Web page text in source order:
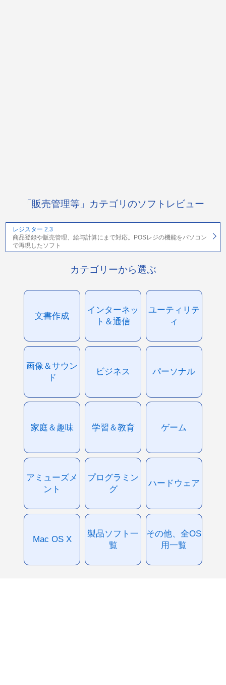
「販売管理等」カテゴリのソフトレビュー
レジスター 2.3
商品登録や販売管理、給与計算にまで対応。POSレジの機能をパソコン
で再現したソフト
カテゴリーから選ぶ
文書作成
インターネッ
ト＆通信
ユーティリテ
ィ
画像＆サウン
ド
ビジネス パーソナル
家庭＆趣味 学習＆教育 ゲーム
アミューズメ
ント
プログラミン
グ
ハードウェア
Mac OS X
製品ソフト一
覧
その他、全OS
用一覧